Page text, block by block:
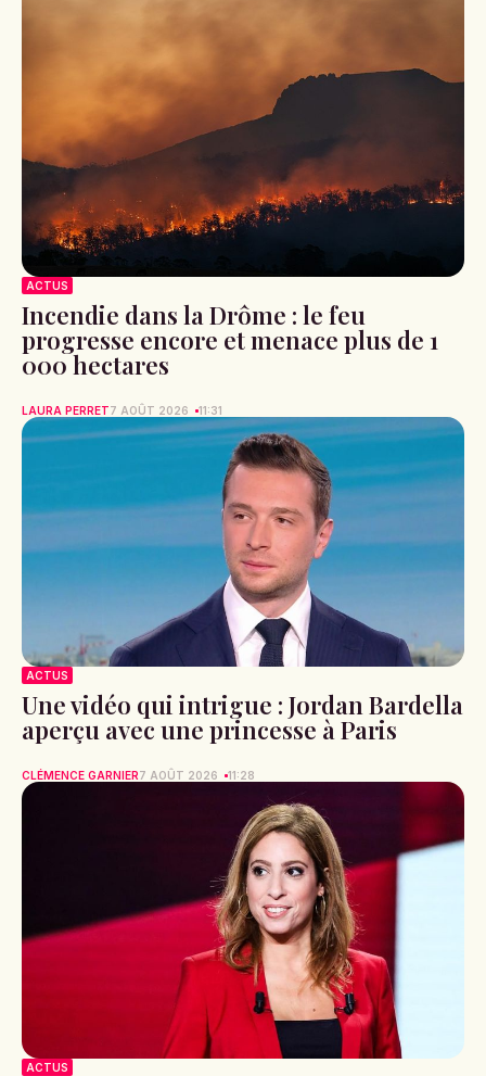
ACTUS
Incendie dans la Drôme : le feu
progresse encore et menace plus de 1
000 hectares
LAURA PERRET7 AOÛT 2026 11:31
ACTUS
Une vidéo qui intrigue : Jordan Bardella
aperçu avec une princesse à Paris
CLÉMENCE GARNIER7 AOÛT 2026 11:28
ACTUS